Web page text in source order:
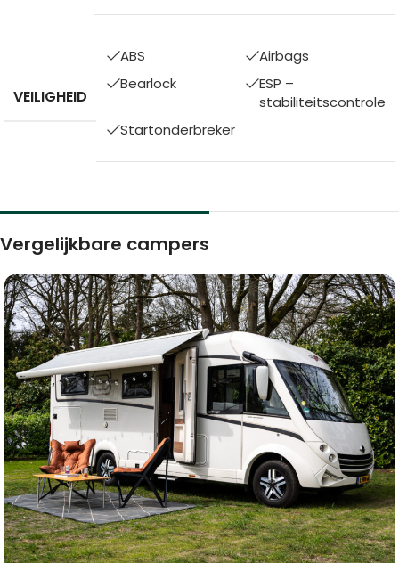
VEILIGHEID
ABS
Airbags
Bearlock
ESP –
stabiliteitscontrole
Startonderbreker
Vergelijkbare campers